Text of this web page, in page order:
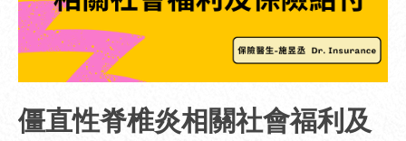
僵直性脊椎炎相關社會福利及